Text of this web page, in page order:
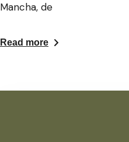
Mancha, de
Read more